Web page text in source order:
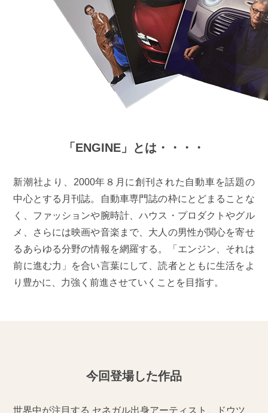
「ENGINE」とは・・・・
新潮社より、2000年８月に創刊された自動車を話題の
中心とする月刊誌。自動車専門誌の枠にとどまることな
く、ファッションや腕時計、ハウス・プロダクトやグル
メ、さらには映画や音楽まで、大人の男性が関心を寄せ
るあらゆる分野の情報を網羅する。「エンジン、それは
前に進む力」を合い言葉にして、読者とともに生活をよ
り豊かに、力強く前進させていくことを目指す。
今回登場した作品
世界中が注目する セネガル出身アーティスト、ドウツ